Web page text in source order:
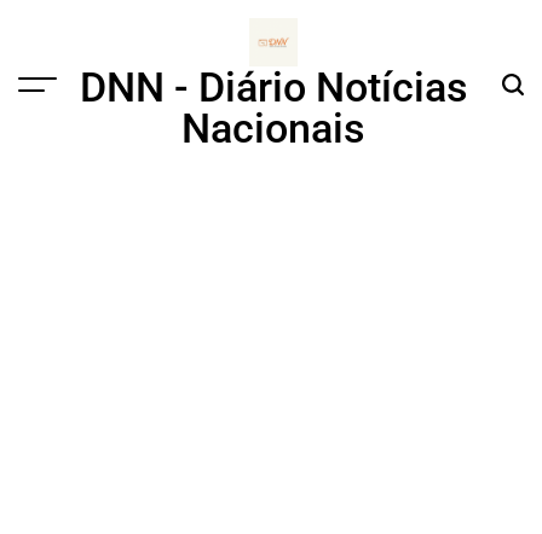
Menu
DNN - Diário Notícias
Nacionais